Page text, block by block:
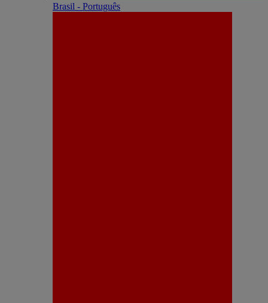
Brasil - Português